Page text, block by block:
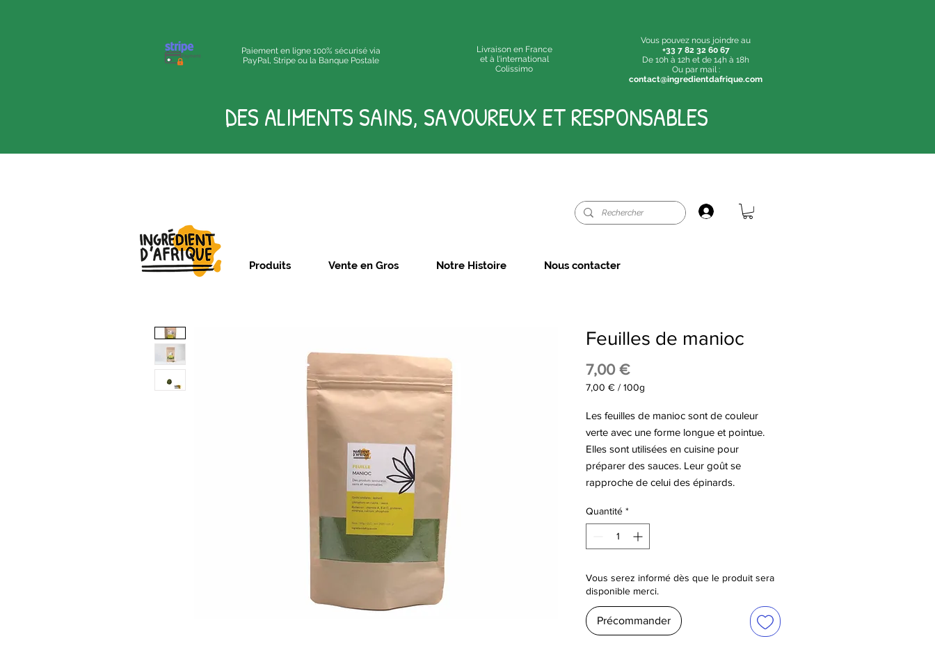
Paiement en ligne 100% sécurisé via
PayPal, Stripe ou la Banque Postale
Livraison en France
et à l'international
Colissimo
Vous pouvez nous joindre au
+33 7 82 32 60 67
De 10h à 12h et de 14h à 18h
Ou par mail :
contact@ingredientdafrique.com
DES ALIMENTS SAINS, SAVOUREUX ET RESPONSABLES
Login
Produits Vente en Gros Notre Histoire Nous contacter
Feuilles de manioc
7,00 €Prix
7,00 € / 100g
pour
100
Grammes
Les feuilles de manioc sont de couleur
verte avec une forme longue et pointue.
Elles sont utilisées en cuisine pour
préparer des sauces. Leur goût se
rapproche de celui des épinards.
Quantité *
Vous serez informé dès que le produit sera
disponible merci.
Précommander